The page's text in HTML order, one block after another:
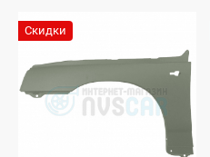
Скидки